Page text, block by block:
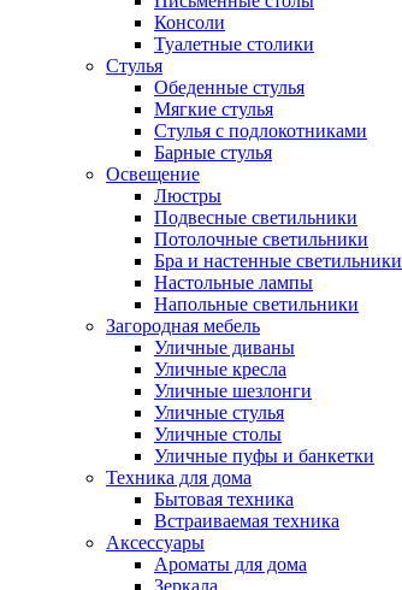
Консоли
Туалетные столики
Стулья
Обеденные стулья
Мягкие стулья
Стулья с подлокотниками
Барные стулья
Освещение
Люстры
Подвесные светильники
Потолочные светильники
Бра и настенные светильники
Настольные лампы
Напольные светильники
Загородная мебель
Уличные диваны
Уличные кресла
Уличные шезлонги
Уличные стулья
Уличные столы
Уличные пуфы и банкетки
Техника для дома
Бытовая техника
Встраиваемая техника
Аксессуары
Ароматы для дома